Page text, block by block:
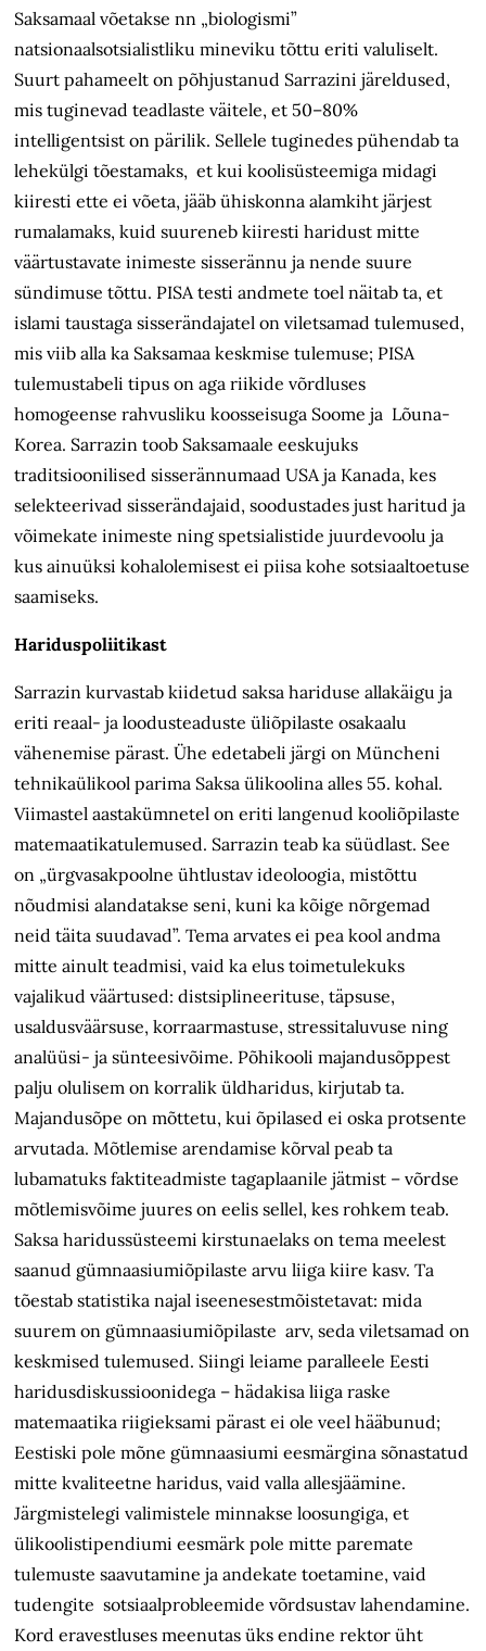
Saksamaal võetakse nn „biologismi”
natsionaalsotsialistliku mineviku tõttu eriti valuliselt.
Suurt pahameelt on põhjustanud Sarrazini järeldused,
mis tuginevad teadlaste väitele, et 50–80%
intelligentsist on pärilik. Sellele tuginedes pühendab ta
lehekülgi tõestamaks, et kui koolisüsteemiga midagi
kiiresti ette ei võeta, jääb ühiskonna alamkiht järjest
rumalamaks, kuid suureneb kiiresti haridust mitte
väärtustavate inimeste sisserännu ja nende suure
sündimuse tõttu. PISA testi andmete toel näitab ta, et
islami taustaga sisserändajatel on viletsamad tulemused,
mis viib alla ka Saksamaa keskmise tulemuse; PISA
tulemustabeli tipus on aga riikide võrdluses
homogeense rahvusliku koosseisuga Soome ja Lõuna-
Korea. Sarrazin toob Saksamaale eeskujuks
traditsioonilised sisserännumaad USA ja Kanada, kes
selekteerivad sisserändajaid, soodustades just haritud ja
võimekate inimeste ning spetsialistide juurdevoolu ja
kus ainuüksi kohalolemisest ei piisa kohe sotsiaaltoetuse
saamiseks.
Hariduspoliitikast
Sarrazin kurvastab kiidetud saksa hariduse allakäigu ja
eriti reaal- ja loodusteaduste üliõpilaste osakaalu
vähenemise pärast. Ühe edetabeli järgi on Müncheni
tehnikaülikool parima Saksa ülikoolina alles 55. kohal.
Viimastel aastakümnetel on eriti langenud kooliõpilaste
matemaatikatulemused. Sarrazin teab ka süüdlast. See
on „ürgvasakpoolne ühtlustav ideoloogia, mistõttu
nõudmisi alandatakse seni, kuni ka kõige nõrgemad
neid täita suudavad”. Tema arvates ei pea kool andma
mitte ainult teadmisi, vaid ka elus toimetulekuks
vajalikud väärtused: distsiplineerituse, täpsuse,
usaldusväärsuse, korraarmastuse, stressitaluvuse ning
analüüsi- ja sünteesivõime. Põhikooli majandusõppest
palju olulisem on korralik üldharidus, kirjutab ta.
Majandusõpe on mõttetu, kui õpilased ei oska protsente
arvutada. Mõtlemise arendamise kõrval peab ta
lubamatuks faktiteadmiste tagaplaanile jätmist – võrdse
mõtlemisvõime juures on eelis sellel, kes rohkem teab.
Saksa haridussüsteemi kirstunaelaks on tema meelest
saanud gümnaasiumiõpilaste arvu liiga kiire kasv. Ta
tõestab statistika najal iseenesestmõistetavat: mida
suurem on gümnaasiumiõpilaste arv, seda viletsamad on
keskmised tulemused. Siingi leiame paralleele Eesti
haridusdiskussioonidega – hädakisa liiga raske
matemaatika riigieksami pärast ei ole veel hääbunud;
Eestiski pole mõne gümnaasiumi eesmärgina sõnastatud
mitte kvaliteetne haridus, vaid valla allesjäämine.
Järgmistelegi valimistele minnakse loosungiga, et
ülikoolistipendiumi eesmärk pole mitte paremate
tulemuste saavutamine ja andekate toetamine, vaid
tudengite sotsiaalprobleemide võrdsustav lahendamine.
Kord eravestluses meenutas üks endine rektor üht